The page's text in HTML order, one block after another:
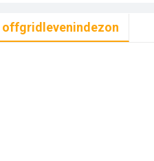
offgridlevenindezon